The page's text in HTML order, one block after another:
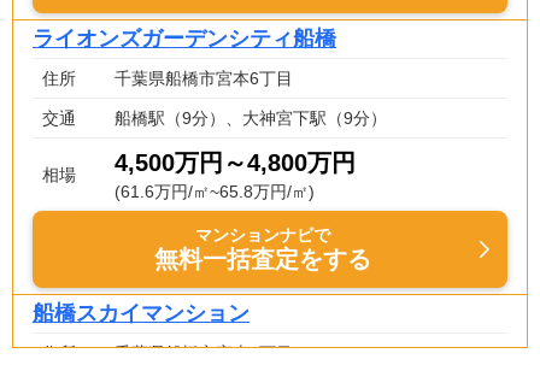
ライオンズガーデンシティ船橋
住所 千葉県船橋市宮本6丁目
交通 船橋駅（9分）、大神宮下駅（9分）
相場 4,500万円～4,800万円
(61.6万円/㎡~65.8万円/㎡)
マンションナビで
無料一括査定をする
船橋スカイマンション
住所 千葉県船橋市宮本2丁目